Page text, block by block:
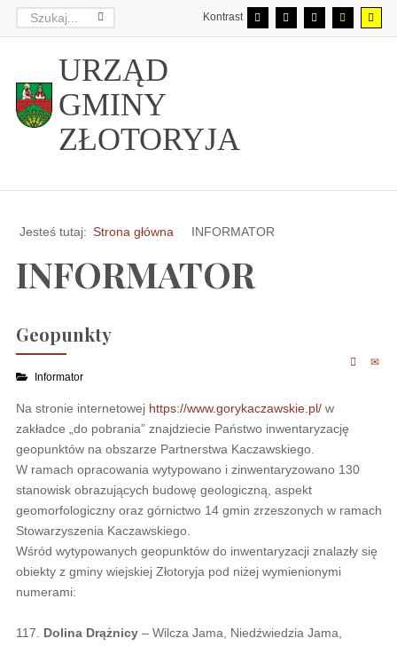
Kontrast
URZĄD
GMINY
ZŁOTORYJA
Jesteś tutaj: Strona główna INFORMATOR
INFORMATOR
Geopunkty
Informator
Na stronie internetowej https://www.gorykaczawskie.pl/w
zakładce „do pobrania” znajdziecie Państwo inwentaryzację
geopunktów na obszarze Partnerstwa Kaczawskiego.
W ramach opracowania wytypowano i zinwentaryzowano 130
stanowisk obrazujących budowę geologiczną, aspekt
geomorfologiczny oraz górnictwo 14 gmin zrzeszonych w ramach
Stowarzyszenia Kaczawskiego.
Wśród wytypowanych geopunktów do inwentaryzacji znalazły się
obiekty z gminy wiejskiej Złotoryja pod niżej wymienionymi
numerami:
117. Dolina Drążnicy– Wilcza Jama, Niedźwiedzia Jama,